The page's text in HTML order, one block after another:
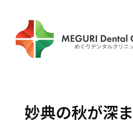
妙典の秋が深